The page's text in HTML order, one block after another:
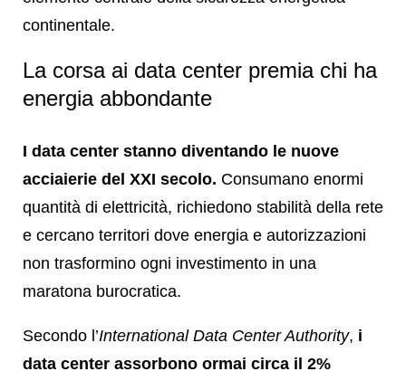
continentale.
La corsa ai data center premia chi ha
energia abbondante
I data center stanno diventando le nuove
acciaierie del XXI secolo. Consumano enormi
quantità di elettricità, richiedono stabilità della rete
e cercano territori dove energia e autorizzazioni
non trasformino ogni investimento in una
maratona burocratica.
Secondo l’International Data Center Authority, i
data center assorbono ormai circa il 2%